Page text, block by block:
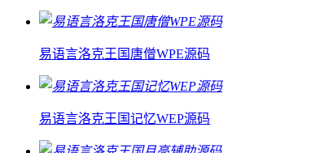
易语言洛克王国唐僧WPE源码
易语言洛克王国记忆WEP源码